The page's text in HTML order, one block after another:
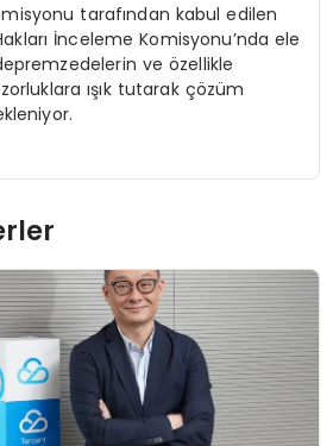
tarafından kabul edilen
İnceleme Komisyonu’nda ele
ve özellikle
ışık tutarak çözüm